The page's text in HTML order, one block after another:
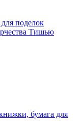
поделок
Тишью
бумага для